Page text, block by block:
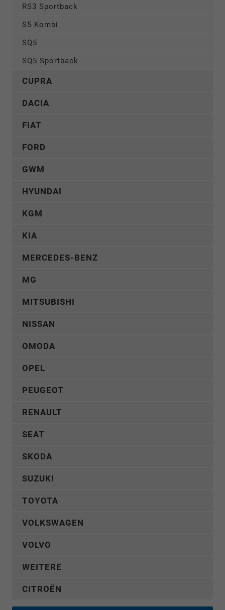
RS3 Sportback
S5 Kombi
SQ5
SQ5 Sportback
CUPRA
DACIA
FIAT
FORD
GWM
HYUNDAI
KGM
KIA
MERCEDES-BENZ
MG
MITSUBISHI
NISSAN
OMODA
OPEL
PEUGEOT
RENAULT
SEAT
SKODA
SUZUKI
TOYOTA
VOLKSWAGEN
VOLVO
WEITERE
CITROËN